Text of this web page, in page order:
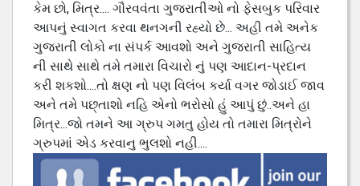
કેમ છો, મિત્ર.... ગૌરવવંતા ગુજરાતીઓ નો ફેસબુક પરિવાર
આપનું સ્વાગત કરવા થનગની રહ્યો છે... અહી તમે અનેક
ગુજરાતી લોકો ના સંપર્ક આવશો અને ગુજરાતી સાહિત્ય
ની સાથે સાથે તમે તમારા વિચારો નું પણ આદાન-પ્રદાન
કરી શકશો....તો ક્ષણ નો પણ વિલંબ કર્યા વગર જોડાઈ જાવ
અને તમે પછ્તાશો નહિ એનો ભરોસો હું આપું છું..અને હા
મિત્ર...જો તમને આ ગ્રુપ ગમતુ હોય તો તમારા મિત્રોને
ગ્રુપમાં એડ કરવાનુ ભુલશો નહી....